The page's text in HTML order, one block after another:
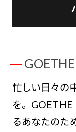
忙しい日々の
を。
るあなたのた